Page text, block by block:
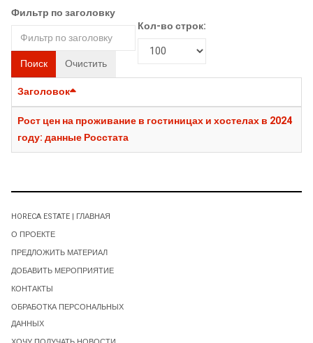
Фильтр по заголовку
Поиск Очистить
Кол-во строк:
Заголовок
Рост цен на проживание в гостиницах и хостелах в 2024
году: данные Росстата
HORECA ESTATE | ГЛАВНАЯ
О ПРОЕКТЕ
ПРЕДЛОЖИТЬ МАТЕРИАЛ
ДОБАВИТЬ МЕРОПРИЯТИЕ
КОНТАКТЫ
ОБРАБОТКА ПЕРСОНАЛЬНЫХ
ДАННЫХ